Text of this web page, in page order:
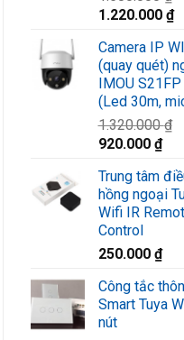
Giá
là:
1.580.000 ₫.
1.220.000 ₫Giá
Camera IP
(quay quét)
IMOU
(Led 30m,
1.320.000₫
Giá
là:
1.320.000 ₫.
920.000 ₫Giá
tại
là:
Trung tâm
hồng ngoại
Wifi IR
Control
250.000 ₫
Công tắc
Smart Tuya
nút